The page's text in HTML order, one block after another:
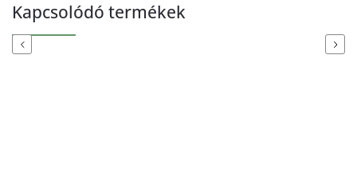
Kapcsolódó termékek
Previous Next